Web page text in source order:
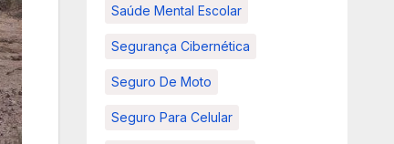
Saúde Mental Escolar
Segurança Cibernética
Seguro De Moto
Seguro Para Celular